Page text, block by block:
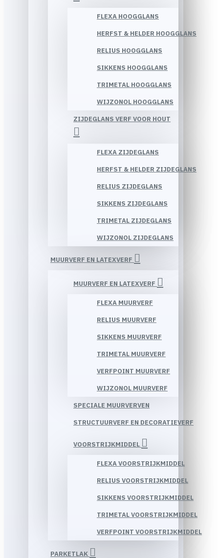
FLEXA HOOGGLANS
HERFST & HELDER HOOGGLANS
RELIUS HOOGGLANS
SIKKENS HOOGGLANS
TRIMETAL HOOGGLANS
WIJZONOL HOOGGLANS
ZIJDEGLANS VERF VOOR HOUT
FLEXA ZIJDEGLANS
HERFST & HELDER ZIJDEGLANS
RELIUS ZIJDEGLANS
SIKKENS ZIJDEGLANS
TRIMETAL ZIJDEGLANS
WIJZONOL ZIJDEGLANS
MUURVERF EN LATEXVERF
MUURVERF EN LATEXVERF
FLEXA MUURVERF
RELIUS MUURVERF
SIKKENS MUURVERF
TRIMETAL MUURVERF
VERFPOINT MUURVERF
WIJZONOL MUURVERF
SPECIALE MUURVERVEN
STRUCTUURVERF EN DECORATIEVERF
VOORSTRIJKMIDDEL
FLEXA VOORSTRIJKMIDDEL
RELIUS VOORSTRIJKMIDDEL
SIKKENS VOORSTRIJKMIDDEL
TRIMETAL VOORSTRIJKMIDDEL
VERFPOINT VOORSTRIJKMIDDEL
PARKETLAK